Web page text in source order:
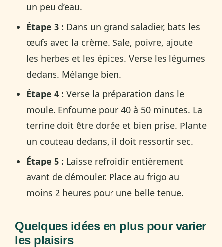
un peu d’eau.
Étape 3 : Dans un grand saladier, bats les
œufs avec la crème. Sale, poivre, ajoute
les herbes et les épices. Verse les légumes
dedans. Mélange bien.
Étape 4 : Verse la préparation dans le
moule. Enfourne pour 40 à 50 minutes. La
terrine doit être dorée et bien prise. Plante
un couteau dedans, il doit ressortir sec.
Étape 5 : Laisse refroidir entièrement
avant de démouler. Place au frigo au
moins 2 heures pour une belle tenue.
Quelques idées en plus pour varier
les plaisirs